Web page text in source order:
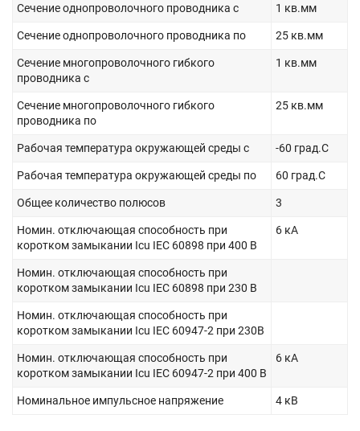
Сечение однопроволочного проводника с 1 кв.мм
Сечение однопроволочного проводника по 25 кв.мм
Сечение многопроволочного гибкого
проводника с
1 кв.мм
Сечение многопроволочного гибкого
проводника по
25 кв.мм
Рабочая температура окружающей среды с -60 град.C
Рабочая температура окружающей среды по 60 град.C
Общее количество полюсов 3
Номин. отключающая способность при
коротком замыкании Icu IEC 60898 при 400 В
6 кА
Номин. отключающая способность при
коротком замыкании Icu IEC 60898 при 230 В
Номин. отключающая способность при
коротком замыкании Icu IEC 60947-2 при 230В
Номин. отключающая способность при
коротком замыкании Icu IEC 60947-2 при 400 В
6 кА
Номинальное импульсное напряжение 4 кВ